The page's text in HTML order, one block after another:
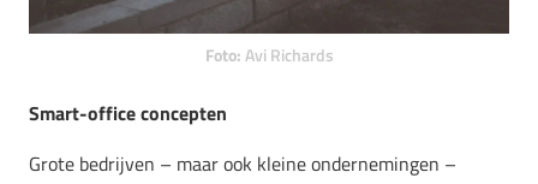
Foto: Avi Richards
Smart-office concepten
Grote bedrijven – maar ook kleine ondernemingen –